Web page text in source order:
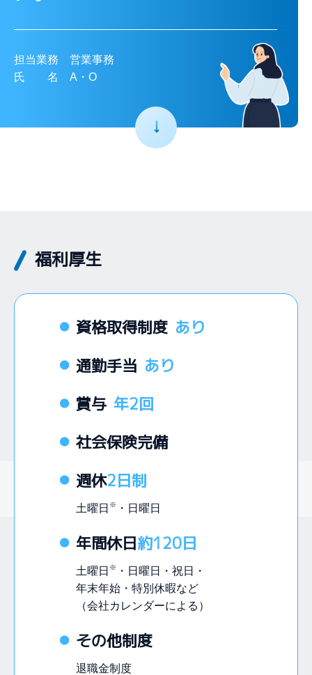
担当業務 営業事務
氏 名 A・O
福利厚生
資格取得制度 あり
通勤手当 あり
賞与 年2回
社会保険完備
週休2日制
土曜日 ※ ・日曜日
年間休日約120日
土曜日 ※
・日曜日・祝日・
年末年始・特別休暇など
（会社カレンダーによる）
その他制度
退職金制度